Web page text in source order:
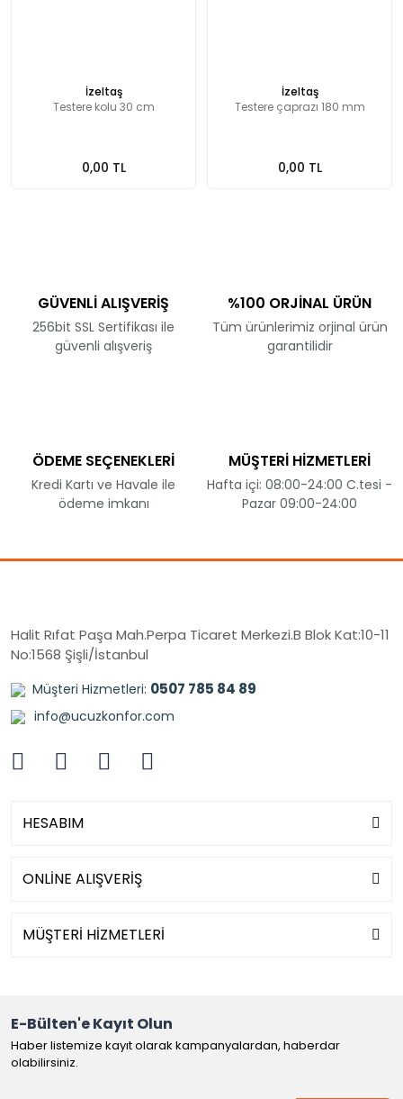
İzeltaş
Testere kolu 30 cm
0,00 TL
İzeltaş
Testere çaprazı 180 mm
0,00 TL
GÜVENLİ ALIŞVERİŞ
256bit SSL Sertifikası ile
güvenli alışveriş
%100 ORJİNAL ÜRÜN
Tüm ürünlerimiz orjinal ürün
garantilidir
ÖDEME SEÇENEKLERİ
Kredi Kartı ve Havale ile
ödeme imkanı
MÜŞTERİ HİZMETLERİ
Hafta içi: 08:00-24:00 C.tesi -
Pazar 09:00-24:00
Halit Rıfat Paşa Mah.Perpa Ticaret Merkezi.B Blok Kat:10-11
No:1568 Şişli/İstanbul
Müşteri Hizmetleri: 0507 785 84 89
info@ucuzkonfor.com
HESABIM
ONLİNE ALIŞVERİŞ
MÜŞTERİ HİZMETLERİ
E-Bülten'e Kayıt Olun
Haber listemize kayıt olarak kampanyalardan, haberdar
olabilirsiniz.